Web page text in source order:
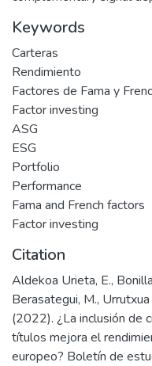
Keywords
Carteras
Rendimiento
Factores de Fama y
Factor investing
ASG
ESG
Portfolio
Performance
Fama and French factors
Factor investing
Citation
Aldekoa Urieta, E.,
Berasategui, M.,
(2022). ¿La inclusión de
títulos mejora el
europeo? Boletín de